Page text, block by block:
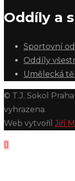
Oddíly a
Sportovní
Oddíly
Umělecká
© T.J. Sokol
vyhrazena.
Web vytvořilJiří